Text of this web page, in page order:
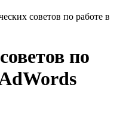
советов по работе в
по